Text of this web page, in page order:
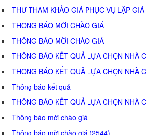
THƯ THAM KHẢO GIÁ PHỤC VỤ LẬP
THÔNG BÁO MỜI CHÀO GIÁ
THÔNG BÁO MỜI CHÀO GIÁ
THÔNG BÁO KẾT QUẢ LỰA CHỌN NHÀ
THÔNG BÁO KẾT QUẢ LỰA CHỌN NHÀ
Thông báo kết quả
THÔNG BÁO KẾT QUẢ LỰA CHỌN NHÀ
Thông báo mời chào giá
Thông báo mời chào giá (2544)